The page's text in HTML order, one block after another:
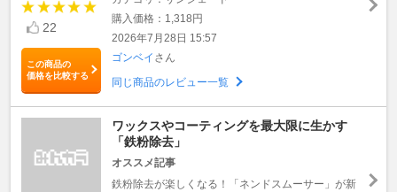
22
この商品の
価格を比較する
購入価格：1,318円
2026年7月28日 15:57
ゴンベイ さん
同じ商品のレビュー一覧
ワックスやコーティングを最大限に生かす
「鉄粉除去」
オススメ記事
鉄粉除去が楽しくなる！「ネンドスムーサー」が新